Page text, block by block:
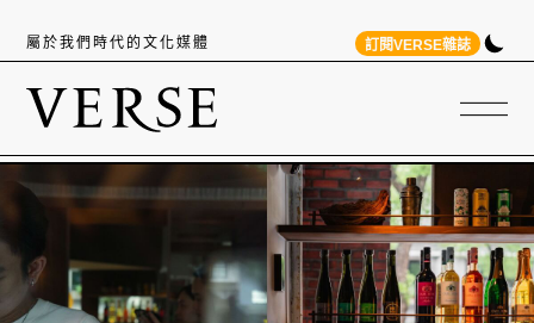
屬於我們時代的文化媒體 訂閱VERSE雜誌